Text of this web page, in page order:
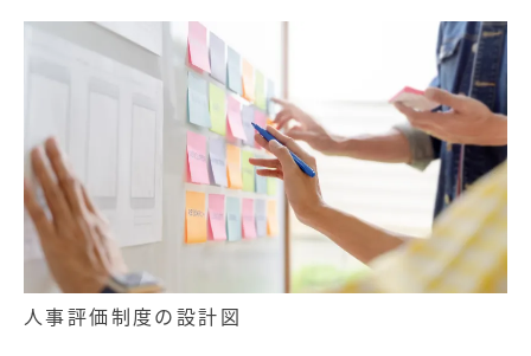
人事評価制度の設計図